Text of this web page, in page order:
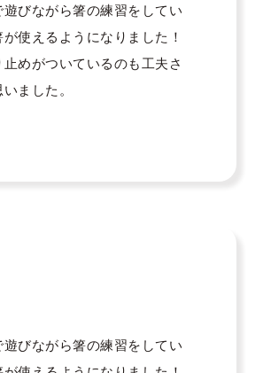
遊びながら箸の練習をしてい
使えるようになりました！
めがついているのも工夫さ
ました。
遊びながら箸の練習をしてい